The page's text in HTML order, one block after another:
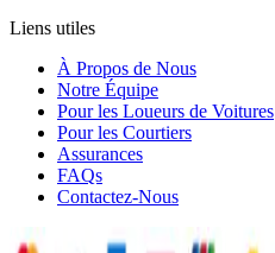
Liens utiles
À Propos de Nous
Notre Équipe
Pour les Loueurs de Voitures
Pour les Courtiers
Assurances
FAQs
Contactez-Nous